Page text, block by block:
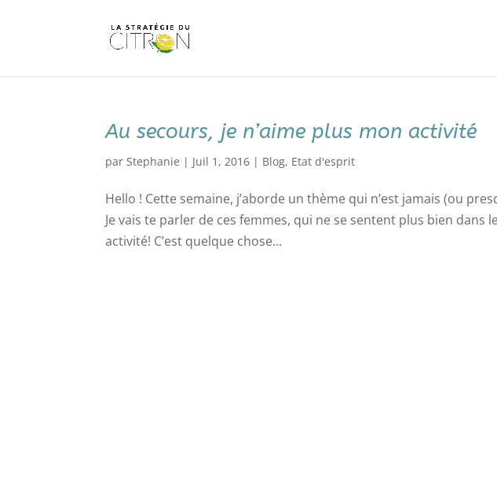
Au secours, je n’aime plus mon activité
parStephanie | Juil 1, 2016 | Blog, Etat d'esprit
Hello ! Cette semaine, j’aborde un thème qui n’est jamais (ou
Je vais te parler de ces femmes, qui ne se sentent plus bien dans
activité! C’est quelque chose...